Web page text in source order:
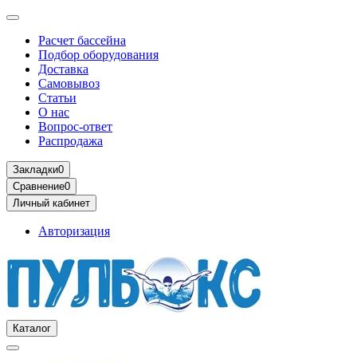
Расчет бассейна
Подбор оборудования
Доставка
Самовывоз
Статьи
О нас
Вопрос-ответ
Распродажа
Закладки0
Сравнение0
Личный кабинет
Авторизация
Каталог